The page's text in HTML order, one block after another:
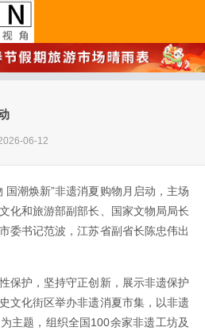
06-12
国潮焕新”非遗消夏购物月启动，主场
化和旅游部副部长、国家文物局局长
委书记范波，江苏省副省长陈忠伟出
保护，坚持守正创新，展示非遗保护
文化街区举办非遗消夏市集，以非遗
主题，组织全国100余家非遗工坊及